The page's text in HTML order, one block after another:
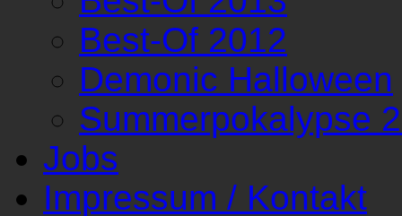
Best-Of 2012
Demonic Halloween
Summerpokalypse
Jobs
Impressum / Kontakt